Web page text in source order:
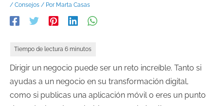
/ Consejos / Por Marta Casas
Dirigir un negocio puede ser un reto increíble. Tanto si
ayudas a un negocio en su transformación digital,
como si publicas una aplicación móvil o eres un punto